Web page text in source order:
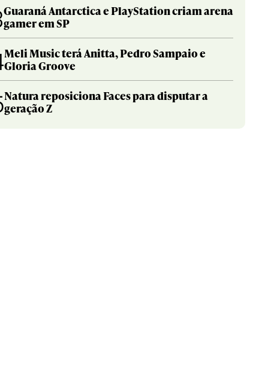
Guaraná Antarctica e PlayStation criam arena
gamer em SP
Meli Music terá Anitta, Pedro Sampaio e
Gloria Groove
Natura reposiciona Faces para disputar a
geração Z